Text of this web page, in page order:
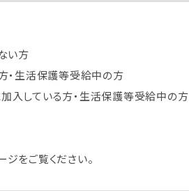
い方
生活保護等受給中の方
している方・生活保護等受給中の方
をご覧ください。